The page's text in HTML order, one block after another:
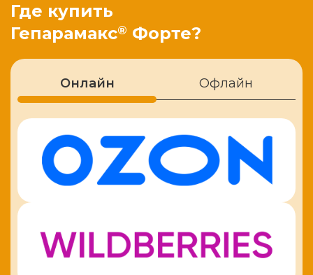
Где купить
Гепарамакс® Форте?
Онлайн Офлайн